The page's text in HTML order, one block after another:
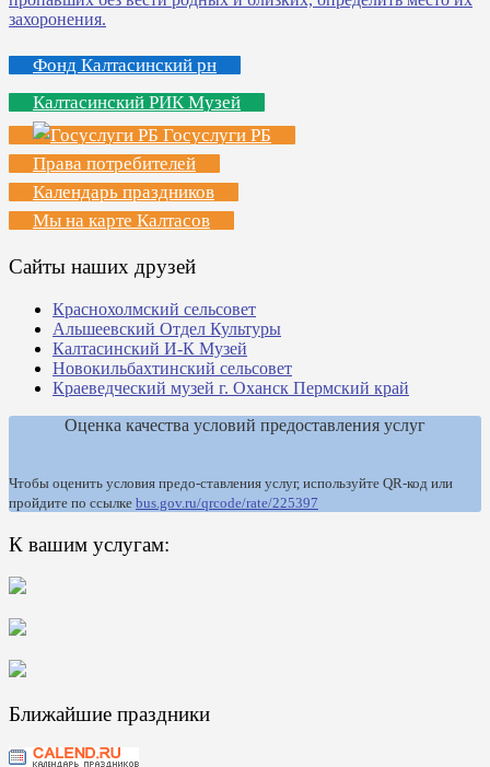
Фонд Калтасинский рн
Калтасинский РИК Музей
Госуслуги РБ
Права потребителей
Календарь праздников
Мы на карте Калтасов
Сайты наших друзей
Краснохолмский сельсовет
Альшеевский Отдел Культуры
Калтасинский И-К Музей
Новокильбахтинский сельсовет
Краеведческий музей г. Оханск Пермский край
Оценка качества условий предоставления услуг
Чтобы оценить условия предо-ставления услуг, используйте QR-код или
пройдите по ссылке bus.gov.ru/qrcode/rate/225397
К вашим услугам:
Ближайшие праздники